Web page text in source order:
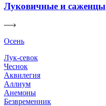
Луковичные и саженцы
Осень
Лук-севок
Чеснок
Аквилегия
Аллиум
Анемоны
Безвременник